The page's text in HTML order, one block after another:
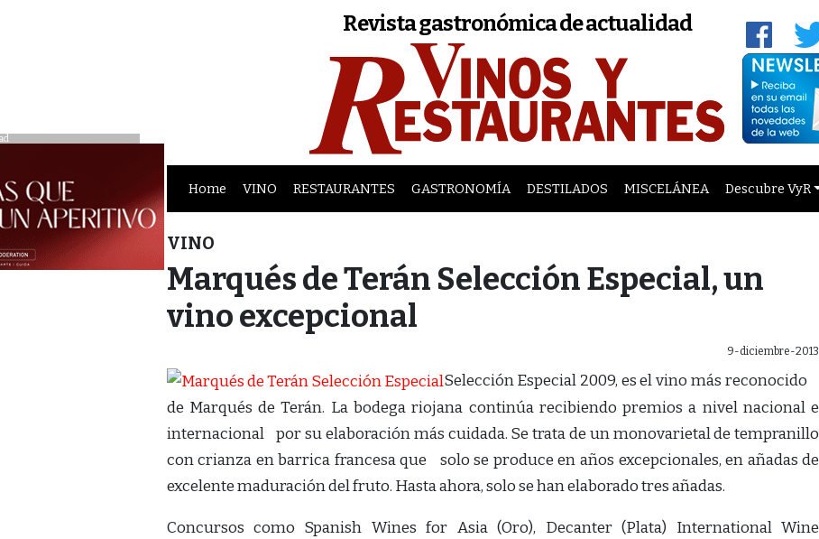
Revista gastronómica de actualidad
Home VINO RESTAURANTES GASTRONOMÍA DESTILADOS MISCELÁNEA Descubre VyR
VINO
Marqués de Terán Selección Especial, un
vino excepcional
9-diciembre-2013
Selección Especial 2009, es el vino más reconocido
de Marqués de Terán. La bodega riojana continúa recibiendo premios a nivel nacional e
internacional por su elaboración más cuidada. Se trata de un monovarietal de tempranillo
con crianza en barrica francesa que solo se produce en años excepcionales, en añadas de
excelente maduración del fruto. Hasta ahora, solo se han elaborado tres añadas.
Concursos como Spanish Wines for Asia (Oro), Decanter (Plata) International Wine